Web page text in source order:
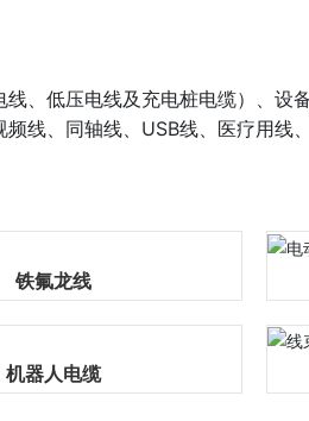
、低压电线及充电桩电缆）、设
线、同轴线、USB线、医疗用线
铁氟龙线
机器人电缆